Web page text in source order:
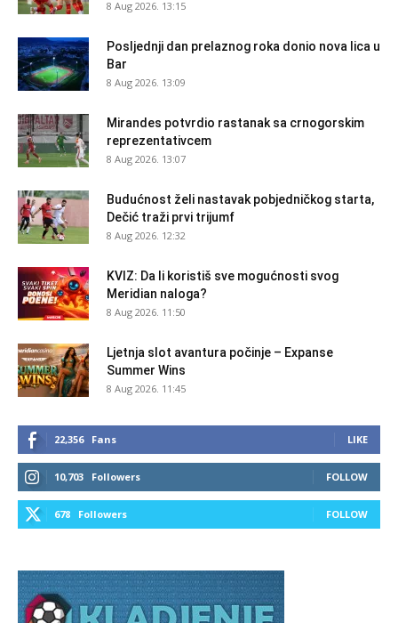
8 Aug 2026. 13:15
Posljednji dan prelaznog roka donio nova lica u
Bar
8 Aug 2026. 13:09
Mirandes potvrdio rastanak sa crnogorskim
reprezentativcem
8 Aug 2026. 13:07
Budućnost želi nastavak pobjedničkog starta,
Dečić traži prvi trijumf
8 Aug 2026. 12:32
KVIZ: Da li koristiš sve mogućnosti svog
Meridian naloga?
8 Aug 2026. 11:50
Ljetnja slot avantura počinje – Expanse
Summer Wins
8 Aug 2026. 11:45
22,356 Fans LIKE
10,703 Followers FOLLOW
678 Followers FOLLOW